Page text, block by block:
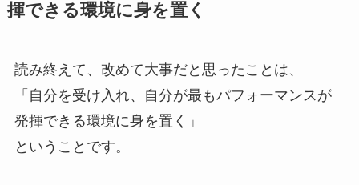
揮できる環境に身を置く
読み終えて、改めて大事だと思ったことは、
「自分を受け入れ、自分が最もパフォーマンスが
発揮できる環境に身を置く」
ということです。